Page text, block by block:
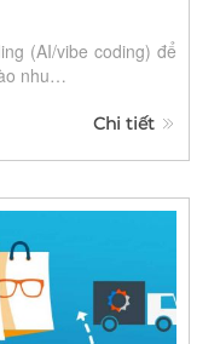
(AI/vibe coding) để
nhu…
Chi tiết